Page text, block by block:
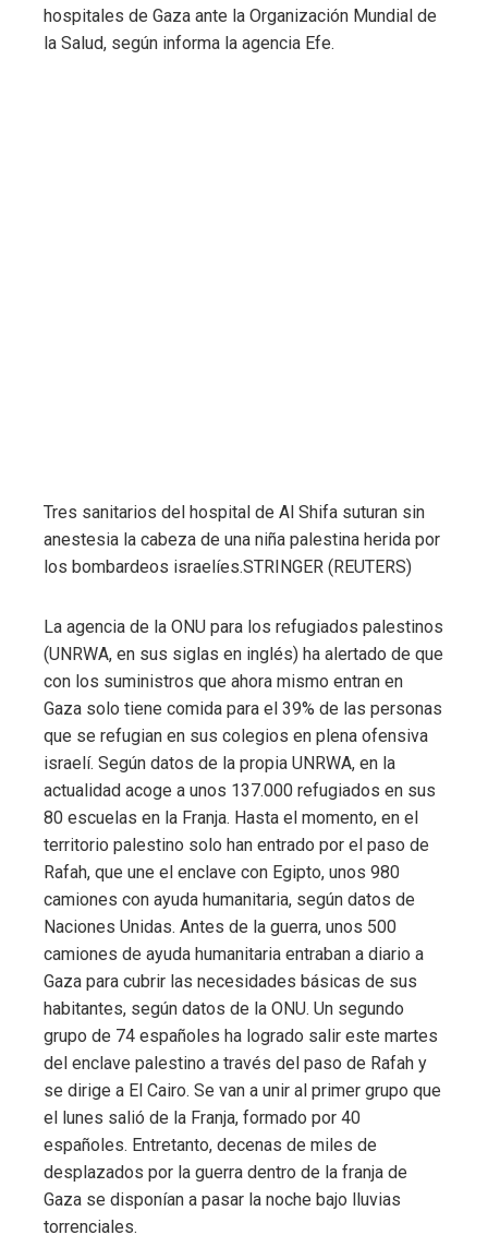
hospitales de Gaza ante la Organización Mundial de
la Salud, según informa la agencia Efe.
Tres sanitarios del hospital de Al Shifa suturan sin
anestesia la cabeza de una niña palestina herida por
los bombardeos israelíes.STRINGER (REUTERS)
La agencia de la ONU para los refugiados palestinos
(UNRWA, en sus siglas en inglés) ha alertado de que
con los suministros que ahora mismo entran en
Gaza solo tiene comida para el 39% de las personas
que se refugian en sus colegios en plena ofensiva
israelí. Según datos de la propia UNRWA, en la
actualidad acoge a unos 137.000 refugiados en sus
80 escuelas en la Franja. Hasta el momento, en el
territorio palestino solo han entrado por el paso de
Rafah, que une el enclave con Egipto, unos 980
camiones con ayuda humanitaria, según datos de
Naciones Unidas. Antes de la guerra, unos 500
camiones de ayuda humanitaria entraban a diario a
Gaza para cubrir las necesidades básicas de sus
habitantes, según datos de la ONU. Un segundo
grupo de 74 españoles ha logrado salir este martes
del enclave palestino a través del paso de Rafah y
se dirige a El Cairo. Se van a unir al primer grupo que
el lunes salió de la Franja, formado por 40
españoles. Entretanto, decenas de miles de
desplazados por la guerra dentro de la franja de
Gaza se disponían a pasar la noche bajo lluvias
torrenciales.